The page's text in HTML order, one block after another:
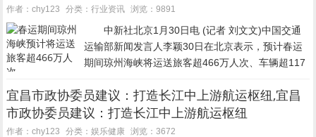
边秩...
作者：chy123 分类：行业资讯 浏览：9891
中新社北京1月30日电 (记者 刘文文)中国交通
运输部新闻发言人李颖30日在北京表示，预计春运
期间琼州海峡将运送旅客超466万人次、车辆超117
国交通运输部在北京举行例行新...
宜昌市政协委员建议：打造长江中上游航运枢纽,宜昌
市政协委员建议：打造长江中上游航运枢纽
作者：chy123 分类：娱乐健康 浏览：3672